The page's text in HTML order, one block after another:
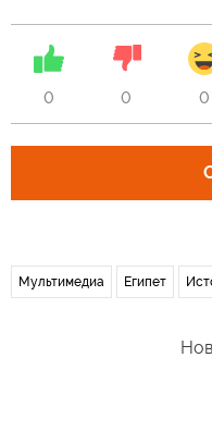
0 0 0
Мультимедиа Египет